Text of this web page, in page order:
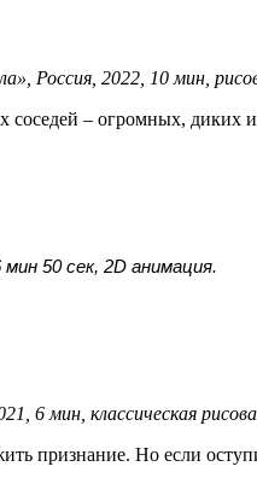
Россия, 2022, 10 мин,
соседей – огромных, диких
50 сек, 2D анимация.
6 мин, классическая
признание. Но если